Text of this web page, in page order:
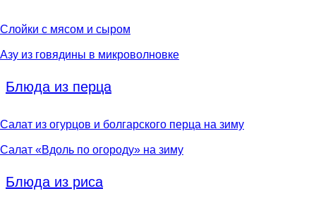
Слойки с мясом и сыром
Азу из говядины в микроволновке
Блюда из перца
Салат из огурцов и болгарского перца на зиму
Салат «Вдоль по огороду» на зиму
Блюда из риса